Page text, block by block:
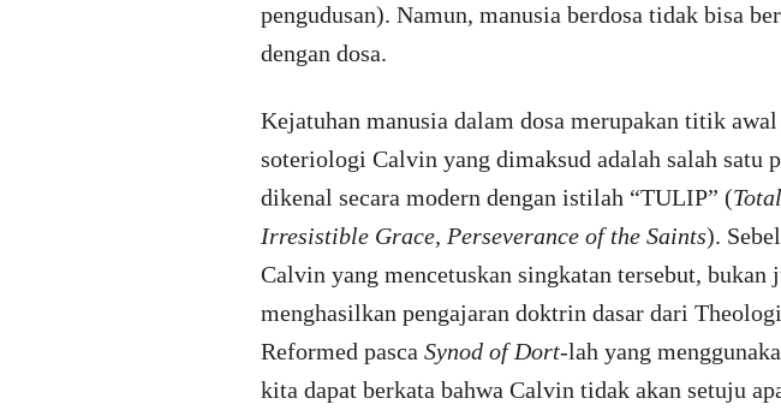
pengudusan). Namun, manusia berdosa tidak bisa
dengan dosa.
Kejatuhan manusia dalam dosa merupakan titik
soteriologi Calvin yang dimaksud adalah salah
dikenal secara modern dengan istilah “TULIP” (
Irresistible Grace, Perseverance of the Saints).
Calvin yang mencetuskan singkatan tersebut, bukan
menghasilkan pengajaran doktrin dasar dari
Reformed pasca Synod of Dort-lah yang
kita dapat berkata bahwa Calvin tidak akan setuju